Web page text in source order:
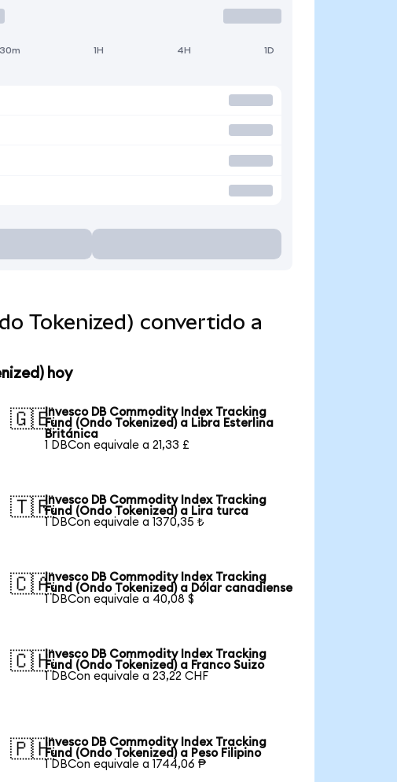
30m 1H 4H 1D
Tokenized) convertido a
hoy
🇬🇧Invesco DB Commodity Index Tracking
Fund (Ondo Tokenized) a Libra Esterlina
Británica
1 DBCon equivale a 21,33 £
🇹🇷Invesco DB Commodity Index Tracking
Fund (Ondo Tokenized) a Lira turca
1 DBCon equivale a 1370,35 ₺
🇨🇦Invesco DB Commodity Index Tracking
Fund (Ondo Tokenized) a Dólar canadiense
1 DBCon equivale a 40,08 $
🇨🇭Invesco DB Commodity Index Tracking
Fund (Ondo Tokenized) a Franco Suizo
1 DBCon equivale a 23,22 CHF
🇵🇭Invesco DB Commodity Index Tracking
Fund (Ondo Tokenized) a Peso Filipino
1 DBCon equivale a 1744,06 ₱